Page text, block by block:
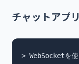
チャットアプ
> WebSocketを